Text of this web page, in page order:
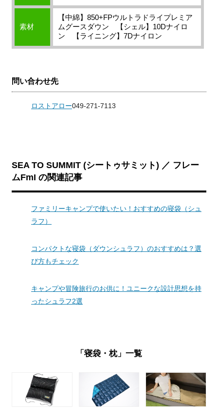
素材
【中綿】850+FPウルトラドライプレミア
ムグースダウン 【シェル】10Dナイロ
ン 【ライニング】7Dナイロン
問い合わせ先
ロストアロー049-271-7113
SEA TO SUMMIT (シートゥサミット) ／ フレー
ムFmI の関連記事
ファミリーキャンプで使いたい！おすすめの寝袋（シュ
ラフ）
コンパクトな寝袋（ダウンシュラフ）のおすすめは？選
び方もチェック
キャンプや冒険旅行のお供に！ユニークな設計思想を持
ったシュラフ2選
「寝袋・枕」一覧